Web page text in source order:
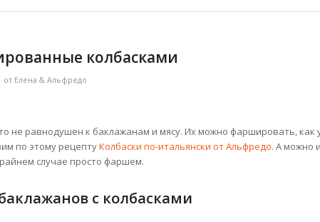
колбасками
от Елена & Альфредо
не равнодушен к баклажанам и мясу. Их можно фаршировать, как
по этому рецептуКолбаски по-итальянски от Альфредо. А можно
случае просто фаршем.
с колбасками